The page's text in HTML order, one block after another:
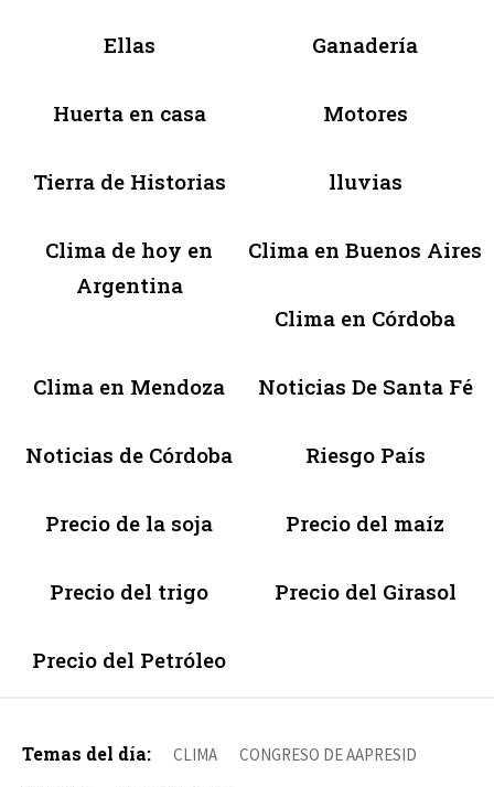
Ellas Ganadería
Huerta en casa Motores
Tierra de Historias lluvias
Clima de hoy en
Argentina
Clima en Buenos Aires
Clima en Córdoba
Clima en Mendoza Noticias De Santa Fé
Noticias de Córdoba Riesgo País
Precio de la soja Precio del maíz
Precio del trigo Precio del Girasol
Precio del Petróleo
Temas del día: CLIMA CONGRESO DE AAPRESID